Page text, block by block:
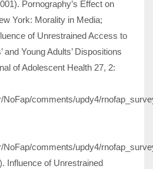
Pornography’s Effect on
York: Morality in Media;
of Unrestrained Access to
and Young Adults’ Dispositions
of Adolescent Health 27, 2:
NoFap/comments/updy4/
NoFap/comments/updy4/
Influence of Unrestrained